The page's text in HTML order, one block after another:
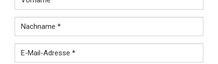
Nachname
E-
Mail-